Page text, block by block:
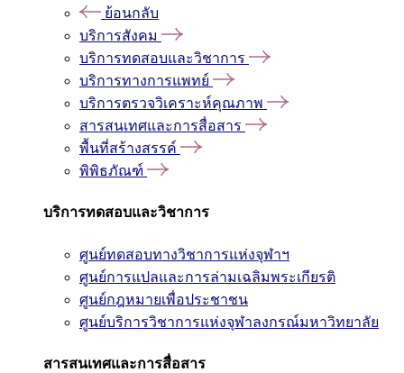
ย้อนกลับ
บริการสังคม
บริการทดสอบและวิชาการ
บริการทางการแพทย์
บริการตรวจวิเคราะห์คุณภาพ
สารสนเทศและการสื่อสาร
พื้นที่สร้างสรรค์
พิพิธภัณฑ์
บริการทดสอบและวิชาการ
ศูนย์ทดสอบทางวิชาการแห่งจุฬาฯ
ศูนย์การแปลและการล่ามเฉลิมพระเกียรติ
ศูนย์กฎหมายเพื่อประชาชน
ศูนย์บริการวิชาการแห่งจุฬาลงกรณ์มหาวิทยาลัย
สารสนเทศและการสื่อสาร